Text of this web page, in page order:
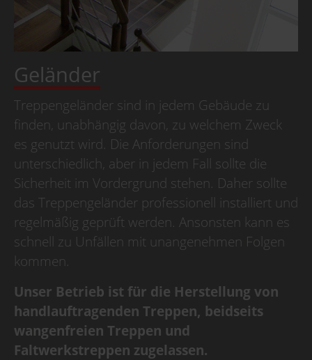
Geländer
Treppengeländer sind in jedem Gebäude zu
finden, unabhängig davon, zu welchem Zweck
es genutzt wird. Die Anforderungen sind
unterschiedlich, aber in jedem Fall sollte die
Sicherheit im Vordergrund stehen. Daher sollte
das Treppengeländer professionell installiert und
regelmäßig geprüft werden. Ansonsten kann es
schnell zu Unfällen mit unangenehmen Folgen
kommen.
Unser Betrieb ist für die Herstellung von
handlauftragenden Treppen, beidseits
wangenfreien Treppen und
Faltwerkstreppen zugelassen.